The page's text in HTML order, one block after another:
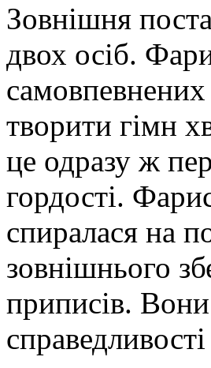
Зовнішня
двох осіб.
творити гімн
це одразу ж
гордості.
спиралася на
зовнішнього
приписів.